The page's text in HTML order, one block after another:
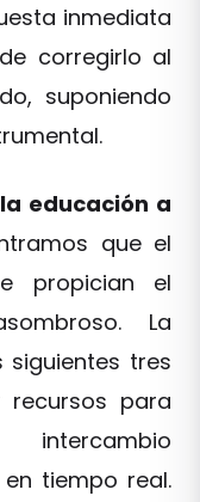
inmediata
corregirlo al
suponiendo
la educación a
que el
propician el
La
tres
recursos para
intercambio
tiempo real.